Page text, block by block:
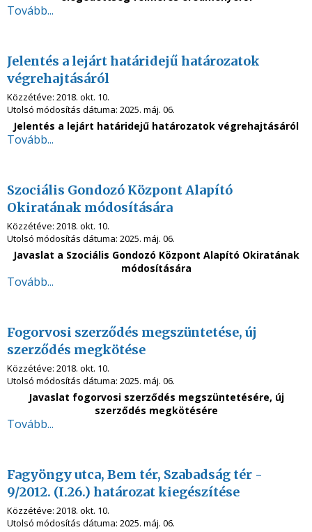
Tovább...
Jelentés a lejárt határidejű határozatok
végrehajtásáról
Közzétéve: 2018. okt. 10.
Utolsó módosítás dátuma: 2025. máj. 06.
Jelentés a lejárt határidejű határozatok végrehajtásáról
Tovább...
Szociális Gondozó Központ Alapító
Okiratának módosítására
Közzétéve: 2018. okt. 10.
Utolsó módosítás dátuma: 2025. máj. 06.
Javaslat a Szociális Gondozó Központ Alapító Okiratának
módosítására
Tovább...
Fogorvosi szerződés megszüntetése, új
szerződés megkötése
Közzétéve: 2018. okt. 10.
Utolsó módosítás dátuma: 2025. máj. 06.
Javaslat fogorvosi szerződés megszüntetésére, új
szerződés megkötésére
Tovább...
Fagyöngy utca, Bem tér, Szabadság tér -
9/2012. (I.26.) határozat kiegészítése
Közzétéve: 2018. okt. 10.
Utolsó módosítás dátuma: 2025. máj. 06.